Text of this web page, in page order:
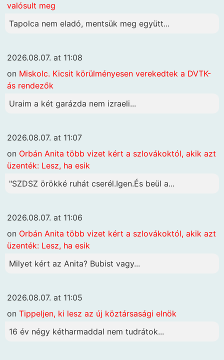
valósult meg
Tapolca nem eladó, mentsük meg együtt...
2026.08.07. at 11:08
on Miskolc. Kicsit körülményesen verekedtek a DVTK-
ás rendezők
Uraim a két garázda nem izraeli...
2026.08.07. at 11:07
on Orbán Anita több vizet kért a szlovákoktól, akik azt
üzenték: Lesz, ha esik
"SZDSZ örökké ruhát cserél.Igen.És beül a...
2026.08.07. at 11:06
on Orbán Anita több vizet kért a szlovákoktól, akik azt
üzenték: Lesz, ha esik
Milyet kért az Anita? Bubist vagy...
2026.08.07. at 11:05
on Tippeljen, ki lesz az új köztársasági elnök
16 év négy kétharmaddal nem tudrátok...